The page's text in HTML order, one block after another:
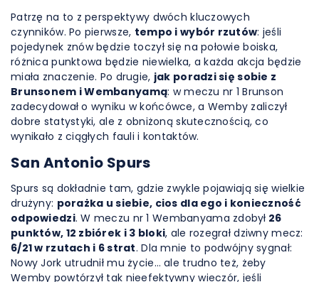
Patrzę na to z perspektywy dwóch kluczowych
czynników. Po pierwsze, tempo i wybór rzutów: jeśli
pojedynek znów będzie toczył się na połowie boiska,
różnica punktowa będzie niewielka, a każda akcja będzie
miała znaczenie. Po drugie, jak poradzi się sobie z
Brunsonem i Wembanyamą: w meczu nr 1 Brunson
zadecydował o wyniku w końcówce, a Wemby zaliczył
dobre statystyki, ale z obniżoną skutecznością, co
wynikało z ciągłych fauli i kontaktów.
San Antonio Spurs
Spurs są dokładnie tam, gdzie zwykle pojawiają się wielkie
drużyny: porażka u siebie, cios dla ego i konieczność
odpowiedzi. W meczu nr 1 Wembanyama zdobył 26
punktów, 12 zbiórek i 3 bloki, ale rozegrał dziwny mecz:
6/21 w rzutach i 6 strat. Dla mnie to podwójny sygnał:
Nowy Jork utrudnił mu życie… ale trudno też, żeby
Wemby powtórzył tak nieefektywny wieczór, jeśli